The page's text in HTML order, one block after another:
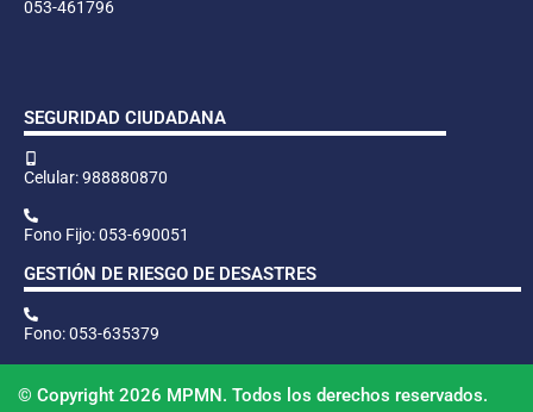
053-461796
SEGURIDAD CIUDADANA
Celular: 988880870
Fono Fijo: 053-690051
GESTIÓN DE RIESGO DE DESASTRES
Fono: 053-635379
© Copyright 2026 MPMN. Todos los derechos reservados.